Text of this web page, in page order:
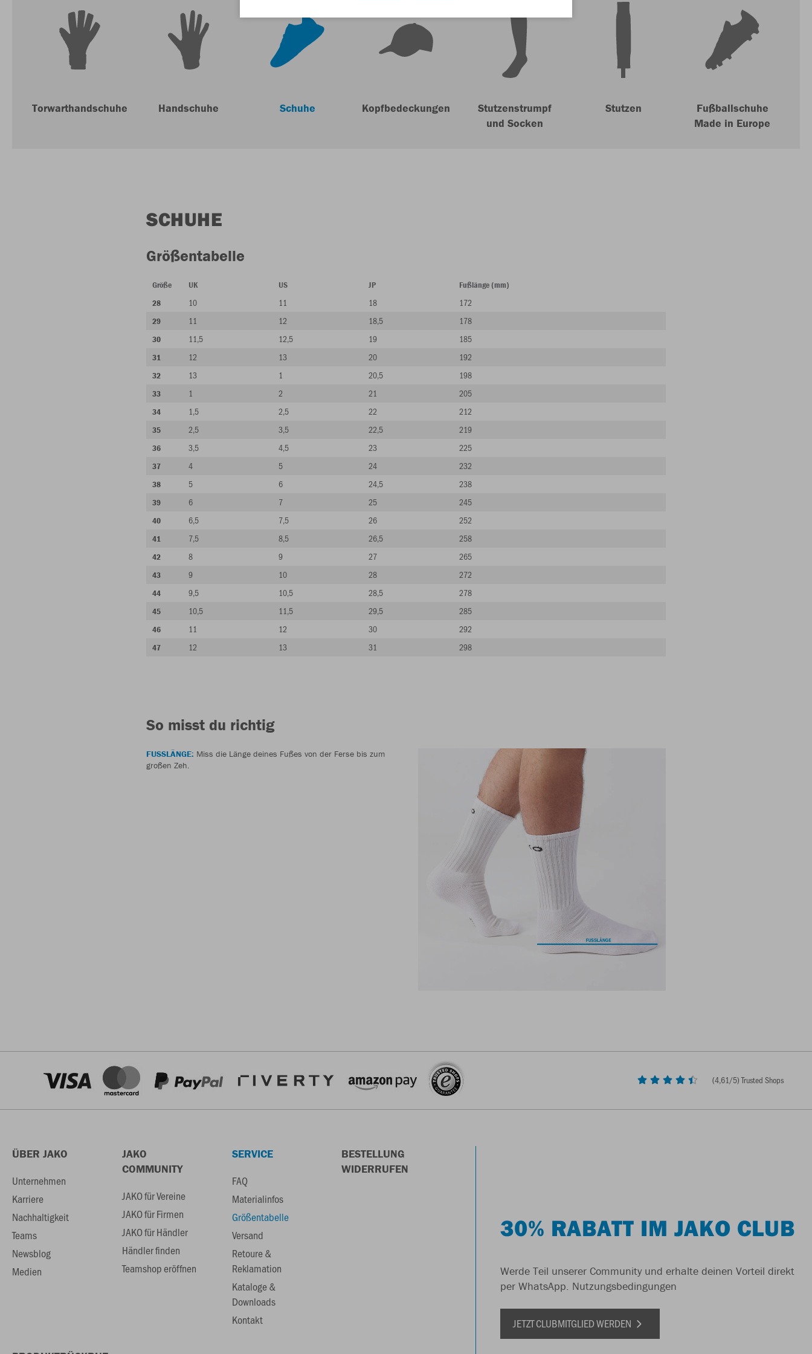
Torwarthandschuhe Handschuhe Schuhe Kopfbedeckungen
Stutzenstrumpf
und Socken
Stutzen
Fußballschuhe
Made in Europe
SCHUHE
Größentabelle
Größe UK US JP
Fußlänge (mm)
28
10 11 18 172
29 11 12 18,5 178
30 11,5 12,5 19 185
31 12 13 20 192
32 13 1 20,5 198
33 1 2 21 205
34 1,5 2,5 22 212
35 2,5 3,5 22,5 219
36 3,5 4,5 23 225
37 4 5 24 232
38 5 6 24,5 238
39 6 7 25 245
40 6,5 7,5 26 252
41 7,5 8,5 26,5 258
42 8 9 27 265
43 9 10 28 272
44 9,5 10,5 28,5 278
45 10,5 11,5 29,5 285
46 11 12 30 292
47 12 13 31 298
So misst du richtig
FUSSLÄNGE: Miss die Länge deines Fußes von der Ferse bis zum
großen Zeh.
(4,61/5) Trusted Shops
ÜBER JAKO
Unternehmen
Karriere
Nachhaltigkeit
Teams
Newsblog
Medien
JAKO
COMMUNITY
JAKO für Vereine
JAKO für Firmen
JAKO für Händler
Händler finden
Teamshop eröffnen
SERVICE
FAQ
Materialinfos
Größentabelle
Versand
Retoure &
Reklamation
Kataloge &
Downloads
Kontakt
BESTELLUNG
WIDERRUFEN
30% RABATT IM JAKO CLUB
Werde Teil unserer Community und erhalte deinen Vorteil direkt
per WhatsApp. Nutzungsbedingungen
JETZT CLUBMITGLIED WERDEN